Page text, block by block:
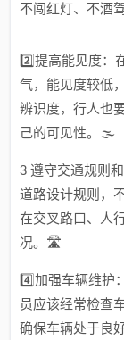
不闯红灯、不酒
2️⃣提高能见度：
气，能见度较低
辨识度，行人也
己的可见性。🌫️
3 遵守交通规则
道路设计规则，
在交叉路口、人
况。🛣️
4️⃣加强车辆维护
员应该经常检查
确保车辆处于良